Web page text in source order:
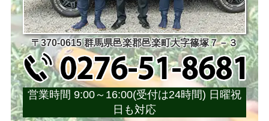
〒370-0615 群馬県邑楽郡邑楽町大字篠塚７－３
営業時間 9:00～16:00(受付は24時間) 日曜祝
日も対応